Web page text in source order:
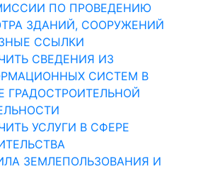
ПО ПРОВЕДЕНИЮ
ЗДАНИЙ, СООРУЖЕНИЙ
ССЫЛКИ
СВЕДЕНИЯ ИЗ
СИСТЕМ В
ГРАДОСТРОИТЕЛЬНОЙ
УСЛУГИ В СФЕРЕ
ЗЕМЛЕПОЛЬЗОВАНИЯ И